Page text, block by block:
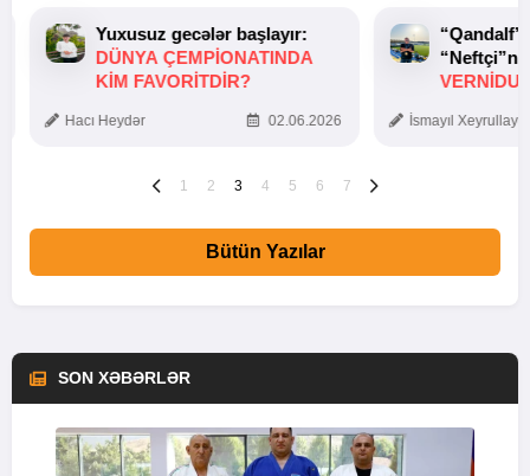
Yuxusuz gecələr başlayır:
DÜNYA ÇEMPIONATINDA
KIM FAVORITDIR?
Hacı Heydər 02.06.2026 İsmayıl
1 2 3 4 5 6 7
Bütün Yazılar
SON XƏBƏRLƏR